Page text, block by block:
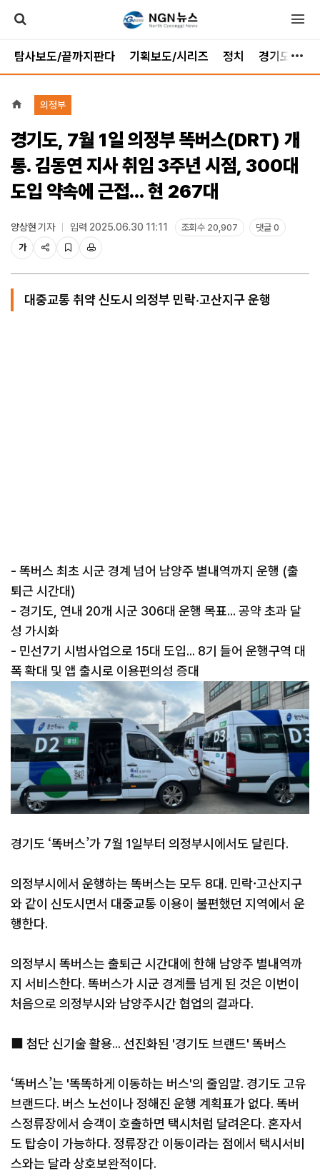
탐사보도/끝까지판다 기획보도/시리즈 정치 경기도
의정부
경기도, 7월 1일 의정부 똑버스(DRT) 개
통. 김동연 지사 취임 3주년 시점, 300대
도입 약속에 근접... 현 267대
양상현기자 입력 2025.06.30 11:11 조회수 20,907
댓글 0
가
대중교통 취약 신도시 의정부 민락·고산지구 운행
- 똑버스 최초 시군 경계 넘어 남양주 별내역까지 운행 (출
퇴근 시간대)
- 경기도, 연내 20개 시군 306대 운행 목표... 공약 초과 달
성 가시화
- 민선7기 시범사업으로 15대 도입... 8기 들어 운행구역 대
폭 확대 및 앱 출시로 이용편의성 증대
경기도 ‘똑버스’가 7월 1일부터 의정부시에서도 달린다.
의정부시에서 운행하는 똑버스는 모두 8대. 민락·고산지구
와 같이 신도시면서 대중교통 이용이 불편했던 지역에서 운
행한다.
의정부시 똑버스는 출퇴근 시간대에 한해 남양주 별내역까
지 서비스한다. 똑버스가 시군 경계를 넘게 된 것은 이번이
처음으로 의정부시와 남양주시간 협업의 결과다.
■ 첨단 신기술 활용... 선진화된 '경기도 브랜드' 똑버스
‘똑버스’는 '똑똑하게 이동하는 버스'의 줄임말. 경기도 고유
브랜드다. 버스 노선이나 정해진 운행 계획표가 없다. 똑버
스정류장에서 승객이 호출하면 택시처럼 달려온다. 혼자서
도 탑승이 가능하다. 정류장간 이동이라는 점에서 택시서비
스와는 달라 상호보완적이다.